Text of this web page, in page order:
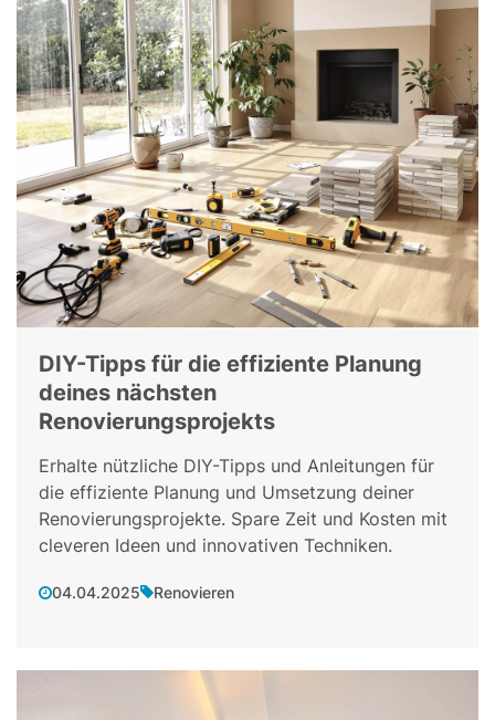
DIY-Tipps für die effiziente Planung
deines nächsten
Renovierungsprojekts
Erhalte nützliche DIY-Tipps und Anleitungen für
die effiziente Planung und Umsetzung deiner
Renovierungsprojekte. Spare Zeit und Kosten mit
cleveren Ideen und innovativen Techniken.
04.04.2025 Renovieren